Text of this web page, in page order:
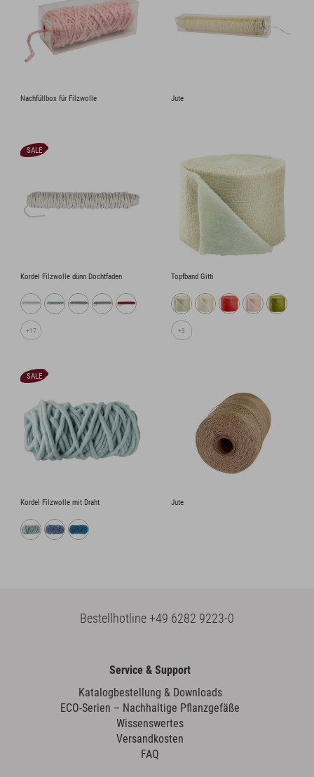
Nachfüllbox für Filzwolle Jute
SALE
Kordel Filzwolle dünn Dochtfaden
+17
Topfband Gitti
+3
SALE
Kordel Filzwolle mit Draht Jute
Bestellhotline+49 6282 9223-0
Service & Support
Katalogbestellung & Downloads
ECO-Serien – Nachhaltige Pflanzgefäße
Wissenswertes
Versandkosten
FAQ